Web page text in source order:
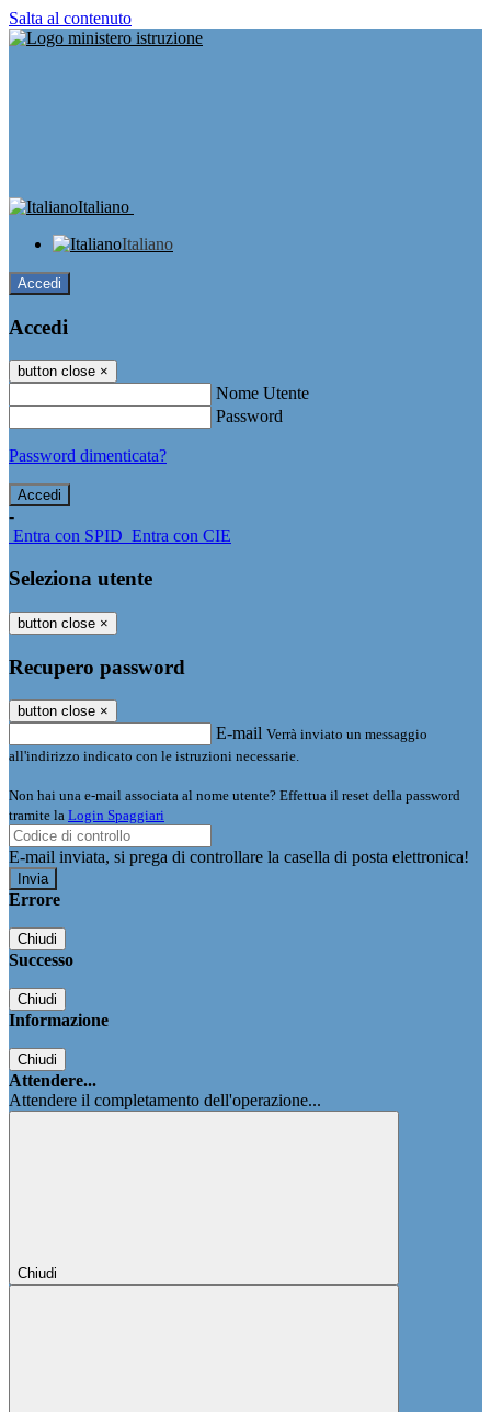
Salta al contenuto
Italiano
Italiano
Accedi
Accedi
button close ×
Nome Utente
Password
Password dimenticata?
-
Entra con SPID Entra con CIE
Seleziona utente
button close ×
Recupero password
button close ×
E-mail Verrà inviato un messaggio
all'indirizzo indicato con le istruzioni necessarie.
Non hai una e-mail associata al nome utente? Effettua il reset della password
tramite la Login Spaggiari
E-mail inviata, si prega di controllare la casella di posta elettronica!
Errore
Chiudi
Successo
Chiudi
Informazione
Chiudi
Attendere...
Attendere il completamento dell'operazione...
Chiudi